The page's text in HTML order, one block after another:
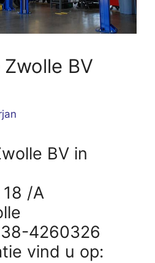
BV
BV in
/A
4260326
vind u op: